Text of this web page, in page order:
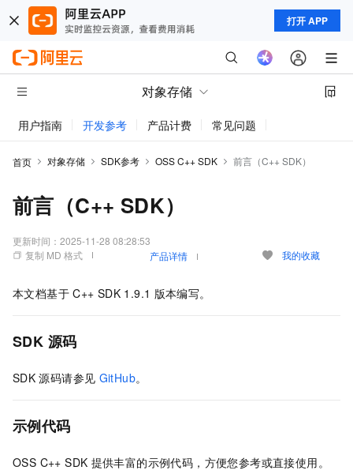
打开 APP
对象存储
用户指南 开发参考 产品计费 常见问题
首页 对象存储 SDK参考 OSS C++ SDK 前言（C++ SDK）
前言（C++ SDK）
更新时间： 2025-11-28 08:28:53
复制 MD 格式
产品详情 我的收藏
本文档基于 C++ SDK 1.9.1 版本编写。
SDK 源码
SDK 源码请参见 GitHub。
示例代码
OSS C++ SDK 提供丰富的示例代码，方便您参考或直接使用。